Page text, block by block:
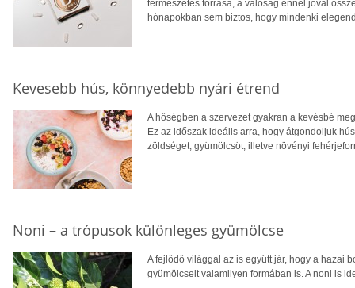
természetes forrása, a valóság ennél jóval
hónapokban sem biztos, hogy mindenki
Kevesebb hús, könnyedebb nyári étrend
A hőségben a szervezet gyakran a kevésbé
Ez az időszak ideális arra, hogy átgondoljuk
zöldséget, gyümölcsöt, illetve növényi
Noni – a trópusok különleges gyümölcse
A fejlődő világgal az is együtt jár, hogy a hazai
gyümölcseit valamilyen formában is. A noni is